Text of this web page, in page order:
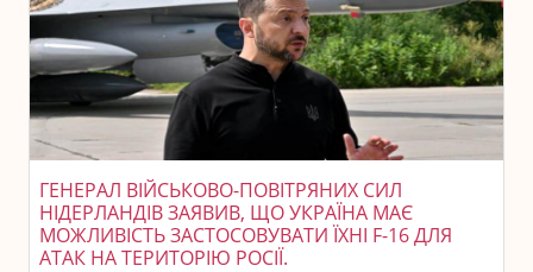
ГЕНЕРАЛ ВІЙСЬКОВО-ПОВІТРЯНИХ СИЛ
НІДЕРЛАНДІВ ЗАЯВИВ, ЩО УКРАЇНА МАЄ
МОЖЛИВІСТЬ ЗАСТОСОВУВАТИ ЇХНІ F-16 ДЛЯ
АТАК НА ТЕРИТОРІЮ РОСІЇ.